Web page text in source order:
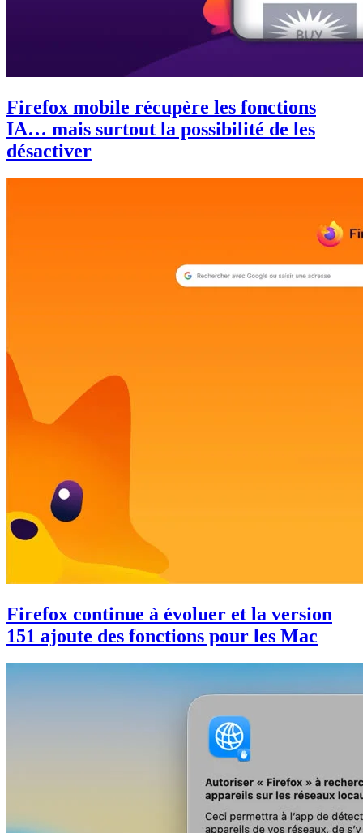
Firefox mobile récupère les fonctions
IA… mais surtout la possibilité de les
désactiver
Firefox continue à évoluer et la version
151 ajoute des fonctions pour les Mac